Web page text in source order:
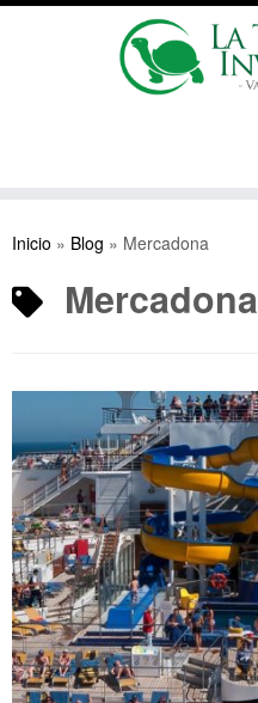
Inicio » Blog » Mercadona
Mercadona